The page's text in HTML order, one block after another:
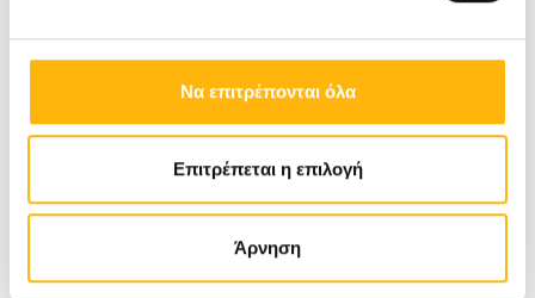
Να επιτρέπονται όλα
Επιτρέπεται η επιλογή
Άρνηση
Δείτε το τεύχος